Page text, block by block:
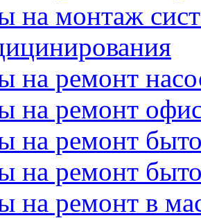
на монтаж
на ремонт
на ремонт
на ремонт
на ремонт
на ремонт в